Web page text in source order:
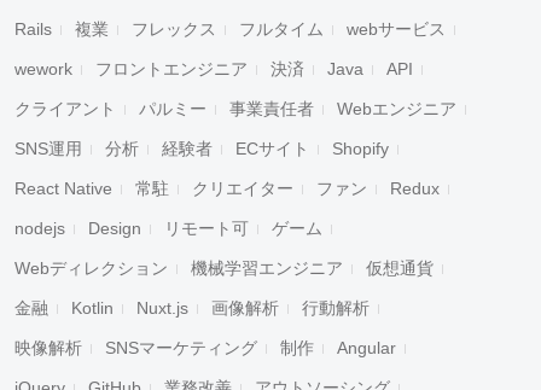
Rails 複業 フレックス フルタイム webサービス
wework フロントエンジニア 決済 Java API
クライアント パルミー 事業責任者 Webエンジニア
SNS運用 分析 経験者 ECサイト Shopify
React Native 常駐 クリエイター ファン Redux
nodejs Design リモート可 ゲーム
Webディレクション 機械学習エンジニア 仮想通貨
金融 Kotlin Nuxt.js 画像解析 行動解析
映像解析 SNSマーケティング 制作 Angular